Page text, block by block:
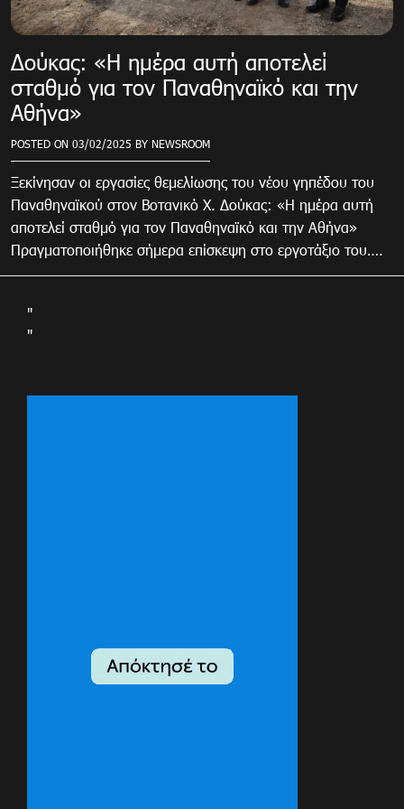
Δούκας: «Η ημέρα αυτή αποτελεί
σταθμό για τον Παναθηναϊκό και την
Αθήνα»
POSTED ON 03/02/2025 BY NEWSROOM
Ξεκίνησαν οι εργασίες θεμελίωσης του νέου γηπέδου του
Παναθηναϊκού στον Βοτανικό Χ. Δούκας: «Η ημέρα αυτή
αποτελεί σταθμό για τον Παναθηναϊκό και την Αθήνα»
Πραγματοποιήθηκε σήμερα επίσκεψη στο εργοτάξιο του….
"
"